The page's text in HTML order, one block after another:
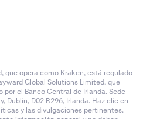
que opera como Kraken, está regulado
Global Solutions Limited, que
el Banco Central de Irlanda. Sede
Dublin, D02 R296, Irlanda. Haz clic en
y las divulgaciones pertinentes.